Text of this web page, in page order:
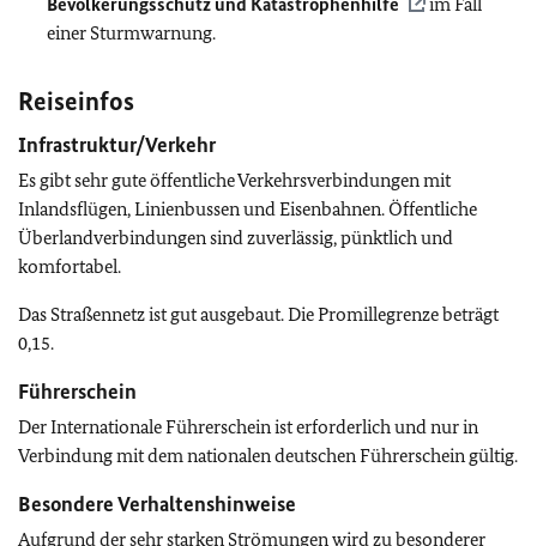
einer Sturmwarnung.
Reiseinfos
Infrastruktur/Verkehr
Es gibt sehr gute öffentliche Verkehrsverbindungen mit
Inlandsflügen, Linienbussen und Eisenbahnen. Öffentliche
Überlandverbindungen sind zuverlässig, pünktlich und
komfortabel.
Das Straßennetz ist gut ausgebaut. Die Promillegrenze beträgt
0,15.
Führerschein
Der Internationale Führerschein ist erforderlich und nur in
Verbindung mit dem nationalen deutschen Führerschein gültig.
Besondere Verhaltenshinweise
Aufgrund der sehr starken Strömungen wird zu besonderer